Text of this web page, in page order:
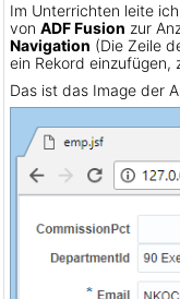
Im Unterrichten leite
von ADF Fusion zur
Navigation (Die Zeile
ein Rekord einzufügen,
Das ist das Image der